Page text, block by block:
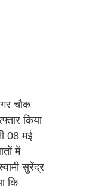
चौक
किया
08 मई
में
सुरेंद्र
कि